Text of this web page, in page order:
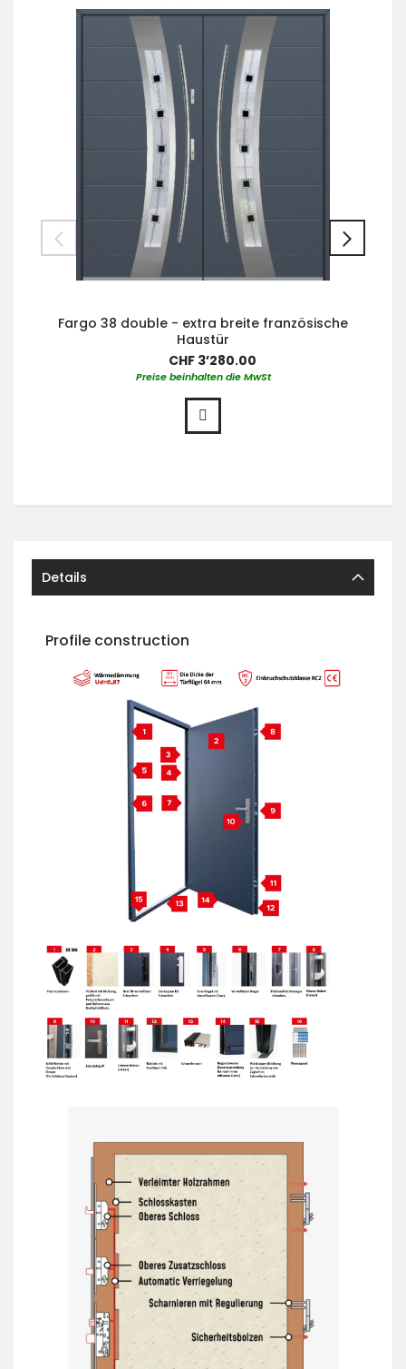
Fargo 38 double - extra breite französische
Haustür
CHF 3’280.00
Preise beinhalten die MwSt
Details